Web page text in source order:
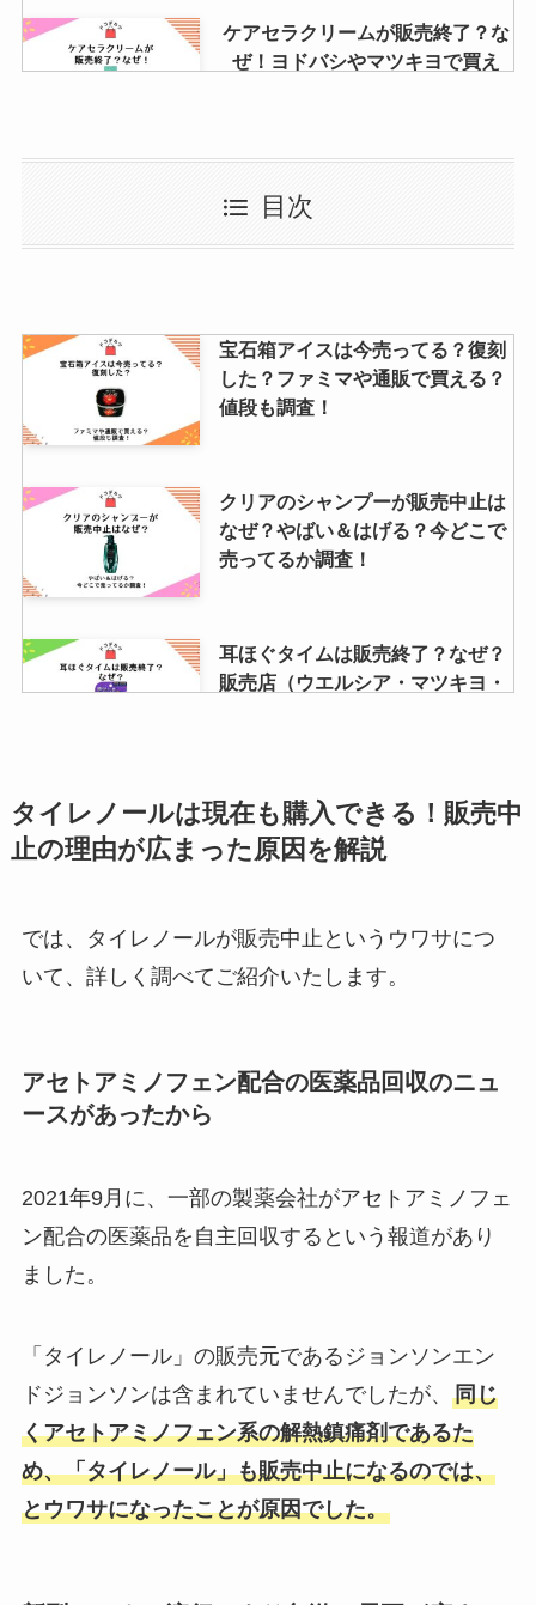
ケアセラクリームが販売終了？な
ぜ！ヨドバシやマツキヨで買え
クリックポストの箱はどこで買え
る？セブン・コンビニ・ダイソ
ー・ファミマなど販売店を調査！
タカキベーカリーの取扱スーパー
は？コンビニやセブンイレブンで
も売ってる？人気商品も紹介！
ナイシトールが販売中止の理由
は？製造中止したって本当？市販
薬はどこで買える？
スーツケースを買うならどこ？無
印やニトリ・イオンの売り場は？
耳ほぐタイムは販売終了？なぜ？
販売店（ウエルシア・マツキヨ・
ヨドバシ）はある？
フェログラデュメットが販売中止
の理由は？市販で売ってるか・代
目次
宝石箱アイスは今売ってる？復刻
した？ファミマや通販で買える？
値段も調査！
クリアのシャンプーが販売中止は
なぜ？やばい＆はげる？今どこで
売ってるか調査！
耳ほぐタイムは販売終了？なぜ？
販売店（ウエルシア・マツキヨ・
しまじろうのぬいぐるみはどこで
売ってる？トイザらスやamazon
やメルカリで買える？
すすめの化粧品セット・デパコス
査！
モアリップが販売終了？なぜ？自
主回収？販売再開や代用品情報・
どこで買えるか調査
タイレノールは現在も購入できる！販売中
止の理由が広まった原因を解説
では、タイレノールが販売中止というウワサにつ
いて、詳しく調べてご紹介いたします。
アセトアミノフェン配合の医薬品回収のニュ
ースがあったから
2021年9月に、一部の製薬会社がアセトアミノフェ
ン配合の医薬品を自主回収するという報道があり
ました。
「タイレノール」の販売元であるジョンソンエン
ドジョンソンは含まれていませんでしたが、 同じ
くアセトアミノフェン系の解熱鎮痛剤であるた
め、「タイレノール」も販売中止になるのでは、
とウワサになったことが原因でした。